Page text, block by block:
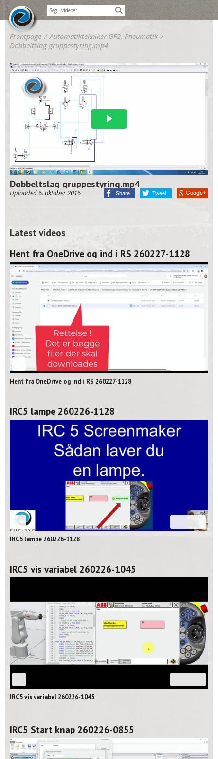
Frontpage / Automatiktekniker GF2, Pneumatik /
Dobbeltslag gruppestyring.mp4
Dobbeltslag gruppestyring.mp4
Uploaded6. oktober 2016
Latest videos
Hent fra OneDrive og ind i RS 260227-1128
Hent fra OneDrive og ind i RS 260227-1128
IRC5 lampe 260226-1128
IRC5 lampe 260226-1128
IRC5 vis variabel 260226-1045
IRC5 vis variabel 260226-1045
IRC5 Start knap 260226-0855